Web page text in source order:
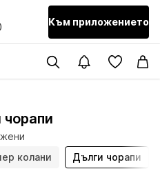
Към приложението
колани Дълги чорапи